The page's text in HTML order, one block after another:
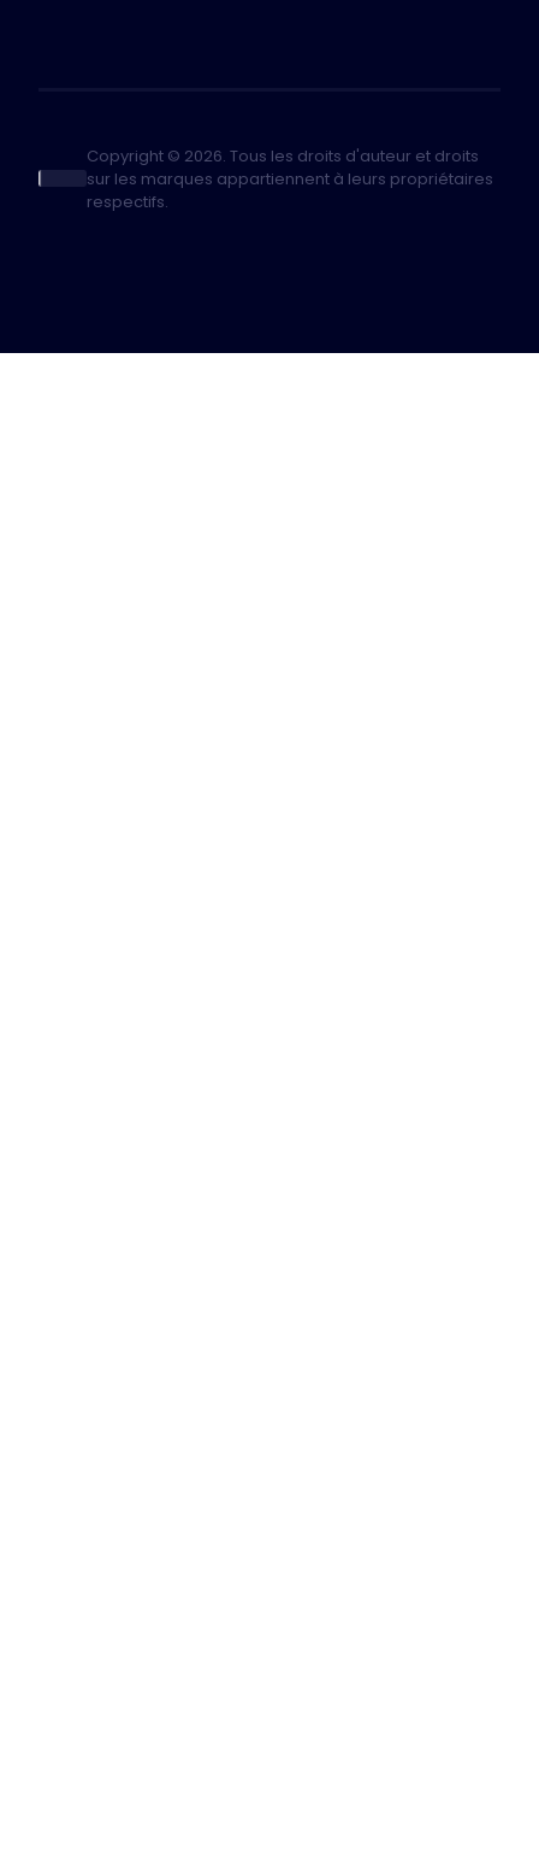
Copyright © 2026. Tous les droits d'auteur et droits
sur les marques appartiennent à leurs propriétaires
respectifs.